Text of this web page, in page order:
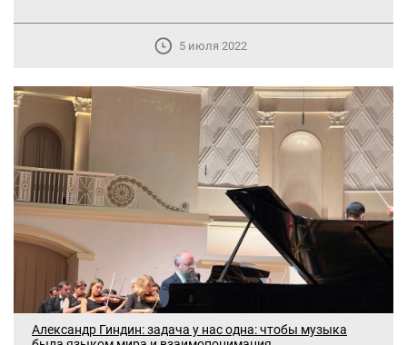
5 июля 2022
Александр Гиндин: задача у нас одна: чтобы музыка